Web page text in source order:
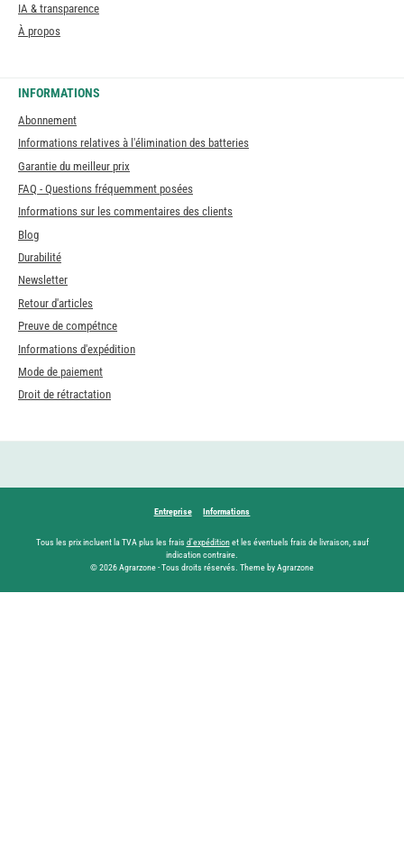
IA & transparence
À propos
INFORMATIONS
Abonnement
Informations relatives à l'élimination des batteries
Garantie du meilleur prix
FAQ - Questions fréquemment posées
Informations sur les commentaires des clients
Blog
Durabilité
Newsletter
Retour d'articles
Preuve de compétnce
Informations d'expédition
Mode de paiement
Droit de rétractation
Entreprise Informations
Tous les prix incluent la TVA plus les frais d'expéditionet les éventuels frais de livraison, sauf
indication contraire.
© 2026 Agrarzone - Tous droits réservés. Theme by Agrarzone